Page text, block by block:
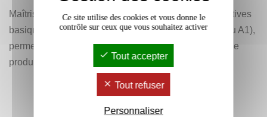
Maîtrise de compétences linguistiques et communicatives
basiques en portugais, définies par le CECRL (niveau A1),
permettant à l’étudiant de s’exprimer simplement, et de
produire des textes courts.
Ce site utilise des cookies et vous donne le
contrôle sur ceux que vous souhaitez activer
Tout accepter
Tout refuser
Personnaliser